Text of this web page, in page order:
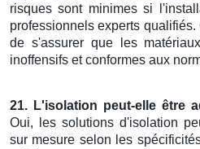
risques sont minimes si
professionnels experts
de s'assurer que les
inoffensifs et conformes aux
21. L'isolation peut-elle être
Oui, les solutions d'isolation
sur mesure selon les